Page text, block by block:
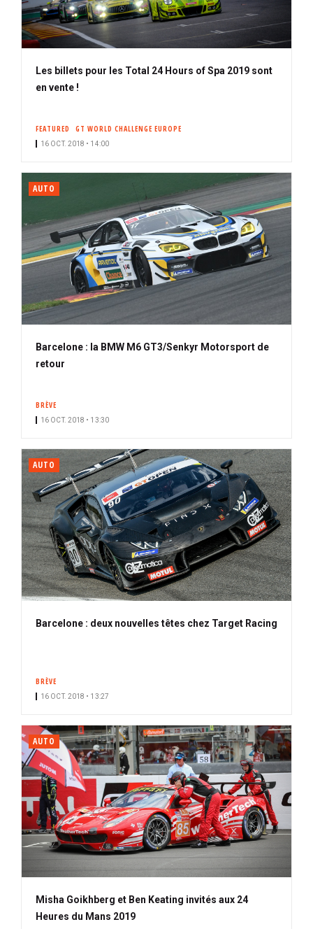
Les billets pour les Total 24 Hours of Spa 2019 sont
en vente !
FEATURED GT WORLD CHALLENGE EUROPE
16 OCT. 2018 • 14:00
AUTO
Barcelone : la BMW M6 GT3/Senkyr Motorsport de
retour
BRÈVE
16 OCT. 2018 • 13:30
AUTO
Barcelone : deux nouvelles têtes chez Target Racing
BRÈVE
16 OCT. 2018 • 13:27
AUTO
Misha Goikhberg et Ben Keating invités aux 24
Heures du Mans 2019